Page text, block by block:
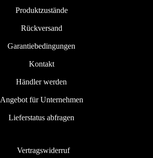
Produktzustände
Rückversand
Garantiebedingungen
Kontakt
Händler werden
Angebot für Unternehmen
Lieferstatus abfragen
Vertragswiderruf